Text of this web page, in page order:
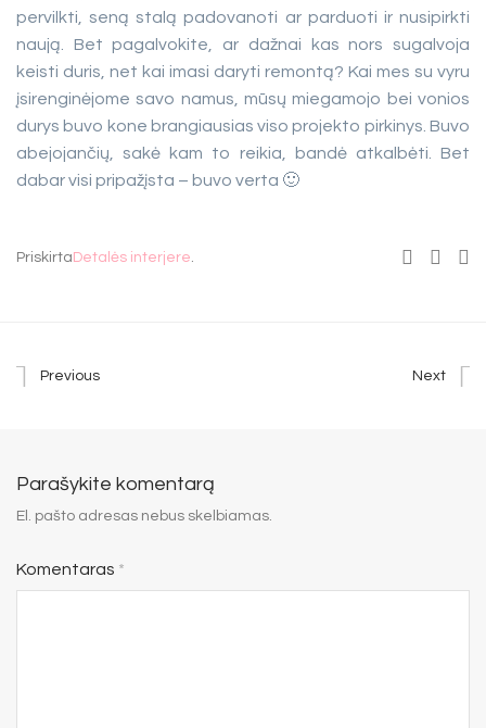
pervilkti, seną stalą padovanoti ar parduoti ir nusipirkti
naują. Bet pagalvokite, ar dažnai kas nors sugalvoja
keisti duris, net kai imasi daryti remontą? Kai mes su vyru
įsirenginėjome savo namus, mūsų miegamojo bei vonios
durys buvo kone brangiausias viso projekto pirkinys. Buvo
abejojančių, sakė kam to reikia, bandė atkalbėti. Bet
dabar visi pripažįsta – buvo verta 🙂
Priskirta Detalės interjere.
Previous Next
Parašykite komentarą
El. pašto adresas nebus skelbiamas.
Komentaras *